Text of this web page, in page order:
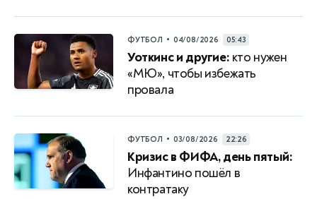
ФУТБОЛ • 04/08/2026 05:43
Уоткинс и другие: кто нужен
«МЮ», чтобы избежать
провала
ФУТБОЛ • 03/08/2026 22:26
Кризис в ФИФА, день пятый:
Инфантино пошёл в
контратаку